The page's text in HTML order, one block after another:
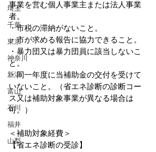
埼玉
千葉
東京
神奈川
新潟
富山
石川
福井
山梨
事業を営む個人事業主または法人事業
者。
・市税の滞納がないこと。
・市が求める報告に協力できること。
・暴力団又は暴力団員に該当しないこ
と。
・同一年度に当補助金の交付を受けて
いないこと。（省エネ診断の診断コー
ス又は補助対象事業が異なる場合は
可。）
＜補助対象経費＞
【省エネ診断の受診】